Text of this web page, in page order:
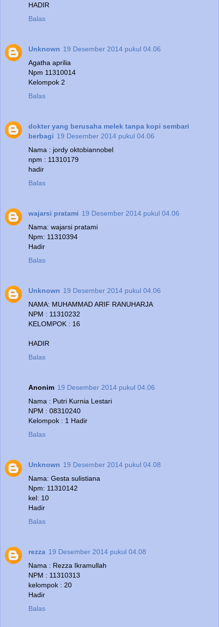
HADIR
Balas
Unknown 19 Desember 2014 pukul 04.06
Agatha aprilia
Npm 11310014
Kelompok 2
Balas
dokter yang berusaha melek tanpa kopi sembari
berbagi 19 Desember 2014 pukul 04.06
Nama : jordy oktobiannobel
npm : 11310179
hadir
Balas
wajarsi pratami 19 Desember 2014 pukul 04.06
Nama: wajarsi pratami
Npm: 11310394
Hadir
Balas
Unknown 19 Desember 2014 pukul 04.06
NAMA: MUHAMMAD ARIF RANUHARJA
NPM : 11310232
KELOMPOK : 16
HADIR
Balas
Anonim 19 Desember 2014 pukul 04.06
Nama : Putri Kurnia Lestari
NPM : 08310240
Kelompok : 1 Hadir
Balas
Unknown 19 Desember 2014 pukul 04.08
Nama: Gesta sulistiana
Npm: 11310142
kel: 10
Hadir
Balas
rezza 19 Desember 2014 pukul 04.08
Nama : Rezza Ikramullah
NPM : 11310313
kelompok : 20
Hadir
Balas